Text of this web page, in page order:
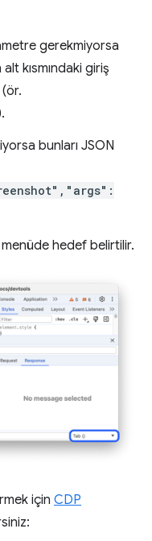
gerekmiyorsa
alt kısmındaki giriş
(ör.
bunları JSON
menüde hedef belirtilir.
için CDP